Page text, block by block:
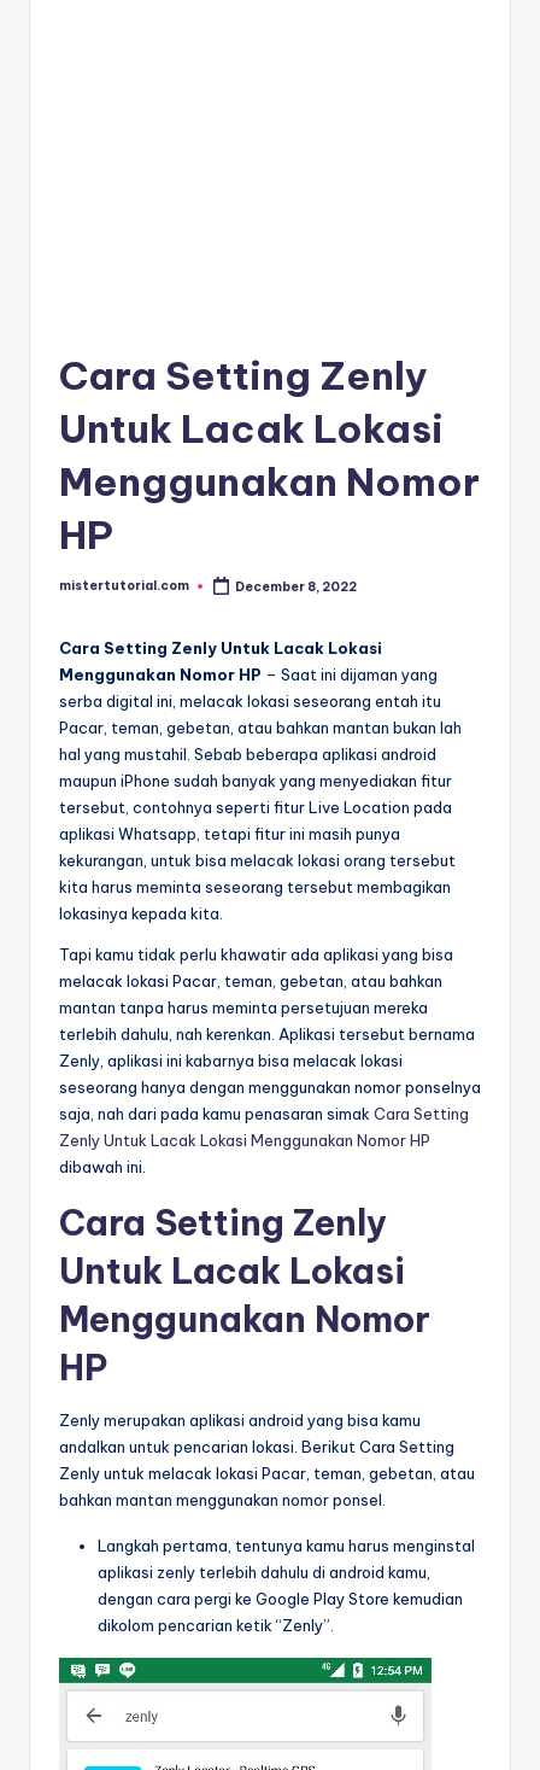
Cara Setting Zenly
Untuk Lacak Lokasi
Menggunakan Nomor
HP
Posted
mistertutorial.com December 8, 2022
Cara Setting Zenly Untuk Lacak Lokasi
Menggunakan Nomor HP – Saat ini dijaman yang
serba digital ini, melacak lokasi seseorang entah itu
Pacar, teman, gebetan, atau bahkan mantan bukan lah
hal yang mustahil. Sebab beberapa aplikasi android
maupun iPhone sudah banyak yang menyediakan fitur
tersebut, contohnya seperti fitur Live Location pada
aplikasi Whatsapp, tetapi fitur ini masih punya
kekurangan, untuk bisa melacak lokasi orang tersebut
kita harus meminta seseorang tersebut membagikan
lokasinya kepada kita.
Tapi kamu tidak perlu khawatir ada aplikasi yang bisa
melacak lokasi Pacar, teman, gebetan, atau bahkan
mantan tanpa harus meminta persetujuan mereka
terlebih dahulu, nah kerenkan. Aplikasi tersebut bernama
Zenly, aplikasi ini kabarnya bisa melacak lokasi
seseorang hanya dengan menggunakan nomor ponselnya
saja, nah dari pada kamu penasaran simak Cara Setting
Zenly Untuk Lacak Lokasi Menggunakan Nomor HP
dibawah ini.
Cara Setting Zenly
Untuk Lacak Lokasi
Menggunakan Nomor
HP
Zenly merupakan aplikasi android yang bisa kamu
andalkan untuk pencarian lokasi. Berikut Cara Setting
Zenly untuk melacak lokasi Pacar, teman, gebetan, atau
bahkan mantan menggunakan nomor ponsel.
Langkah pertama, tentunya kamu harus menginstal
aplikasi zenly terlebih dahulu di android kamu,
dengan cara pergi ke Google Play Store kemudian
dikolom pencarian ketik “Zenly”.